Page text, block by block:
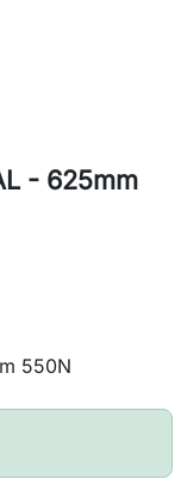
- 625mm
550N